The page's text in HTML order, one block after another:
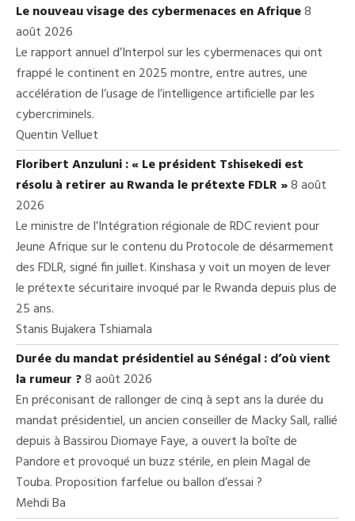
Le nouveau visage des cybermenaces en Afrique8
août 2026
Le rapport annuel d’Interpol sur les cybermenaces qui ont
frappé le continent en 2025 montre, entre autres, une
accélération de l’usage de l’intelligence artificielle par les
cybercriminels.
Quentin Velluet
Floribert Anzuluni : « Le président Tshisekedi est
résolu à retirer au Rwanda le prétexte FDLR »8 août
2026
Le ministre de l’Intégration régionale de RDC revient pour
Jeune Afrique sur le contenu du Protocole de désarmement
des FDLR, signé fin juillet. Kinshasa y voit un moyen de lever
le prétexte sécuritaire invoqué par le Rwanda depuis plus de
25 ans.
Stanis Bujakera Tshiamala
Durée du mandat présidentiel au Sénégal : d’où vient
la rumeur ?8 août 2026
En préconisant de rallonger de cinq à sept ans la durée du
mandat présidentiel, un ancien conseiller de Macky Sall, rallié
depuis à Bassirou Diomaye Faye, a ouvert la boîte de
Pandore et provoqué un buzz stérile, en plein Magal de
Touba. Proposition farfelue ou ballon d’essai ?
Mehdi Ba